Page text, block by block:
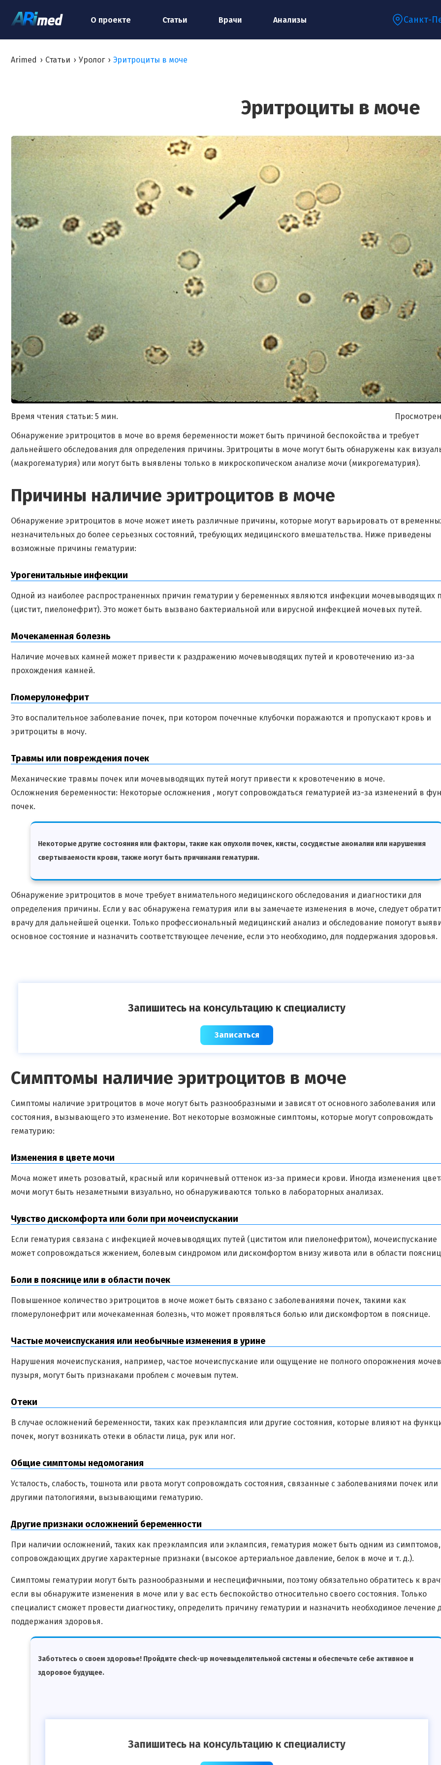
О проекте Статьи Врачи Анализы Санкт-
Arimed › Статьи › Уролог › Эритроциты в моче
Эритроциты в моче
Время чтения статьи: 5 мин.
Обнаружение эритроцитов в моче во время беременности может быть причиной беспокойства и требует
дальнейшего обследования для определения причины. Эритроциты в моче могут быть обнаружены как
(макрогематурия) или могут быть выявлены только в микроскопическом анализе мочи (микрогематурия).
Причины наличие эритроцитов в моче
Обнаружение эритроцитов в моче может иметь различные причины, которые могут варьировать от
незначительных до более серьезных состояний, требующих медицинского вмешательства. Ниже приведены
возможные причины гематурии:
Урогенитальные инфекции
Одной из наиболее распространенных причин гематурии у беременных являются инфекции мочевыводящих
(цистит, пиелонефрит). Это может быть вызвано бактериальной или вирусной инфекцией мочевых путей.
Мочекаменная болезнь
Наличие мочевых камней может привести к раздражению мочевыводящих путей и кровотечению из-за
прохождения камней.
Гломерулонефрит
Это воспалительное заболевание почек, при котором почечные клубочки поражаются и пропускают кровь и
эритроциты в мочу.
Травмы или повреждения почек
Механические травмы почек или мочевыводящих путей могут привести к кровотечению в моче.
Осложнения беременности: Некоторые осложнения , могут сопровождаться гематурией из-за изменений в
почек.
Некоторые другие состояния или факторы, такие как опухоли почек, кисты, сосудистые аномалии или нарушения
свертываемости крови, также могут быть причинами гематурии.
Обнаружение эритроцитов в моче требует внимательного медицинского обследования и диагностики для
определения причины. Если у вас обнаружена гематурия или вы замечаете изменения в моче, следует
врачу для дальнейшей оценки. Только профессиональный медицинский анализ и обследование помогут
основное состояние и назначить соответствующее лечение, если это необходимо, для поддержания здоровья.
Запишитесь на консультацию к специалисту
Записаться
Симптомы наличие эритроцитов в моче
Симптомы наличие эритроцитов в моче могут быть разнообразными и зависят от основного заболевания или
состояния, вызывающего это изменение. Вот некоторые возможные симптомы, которые могут сопровождать
гематурию:
Изменения в цвете мочи
Моча может иметь розоватый, красный или коричневый оттенок из-за примеси крови. Иногда изменения
мочи могут быть незаметными визуально, но обнаруживаются только в лабораторных анализах.
Чувство дискомфорта или боли при мочеиспускании
Если гематурия связана с инфекцией мочевыводящих путей (циститом или пиелонефритом), мочеиспускание
может сопровождаться жжением, болевым синдромом или дискомфортом внизу живота или в области
Боли в пояснице или в области почек
Повышенное количество эритроцитов в моче может быть связано с заболеваниями почек, такими как
гломерулонефрит или мочекаменная болезнь, что может проявляться болью или дискомфортом в пояснице.
Частые мочеиспускания или необычные изменения в урине
Нарушения мочеиспускания, например, частое мочеиспускание или ощущение не полного опорожнения
пузыря, могут быть признаками проблем с мочевым путем.
Отеки
В случае осложнений беременности, таких как преэклампсия или другие состояния, которые влияют на
почек, могут возникать отеки в области лица, рук или ног.
Общие симптомы недомогания
Усталость, слабость, тошнота или рвота могут сопровождать состояния, связанные с заболеваниями почек или
другими патологиями, вызывающими гематурию.
Другие признаки осложнений беременности
При наличии осложнений, таких как преэклампсия или эклампсия, гематурия может быть одним из симптомов,
сопровождающих другие характерные признаки (высокое артериальное давление, белок в моче и т. д.).
Симптомы гематурии могут быть разнообразными и неспецифичными, поэтому обязательно обратитесь к
если вы обнаружите изменения в моче или у вас есть беспокойство относительно своего состояния. Только
специалист сможет провести диагностику, определить причину гематурии и назначить необходимое лечение
поддержания здоровья.
Заботьтесь о своем здоровье! Пройдите check-up мочевыделительной системы и обеспечьте себе активное и
здоровое будущее.
Запишитесь на консультацию к специалисту
Ваш телефон:*
Ваш e-mail:*
Я согласен на обработку моих персональных данных